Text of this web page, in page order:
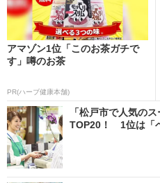
アマゾン1位「このお茶ガチで
す」噂のお茶
PR(ハーブ健康本舗)
「松戸市で人気の
TOP20！ 1位は「